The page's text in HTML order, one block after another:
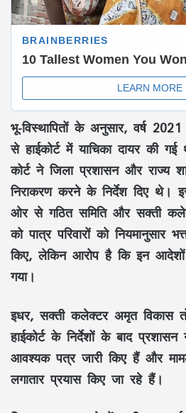
भू-विस्थापितों के अनुसार, वर्ष
से हाईकोर्ट में याचिका दायर की गई
कोर्ट ने जिला प्रशासन और राज्य
निराकरण करने के निर्देश दिए थे।
ओर से गठित समिति और सक्ती
को पात्र परिवारों को नियमानुसार
किए, लेकिन आरोप है कि इन आदेशों
गया।
इधर, सक्ती कलेक्टर अमृत विकास
हाईकोर्ट के निर्देशों के बाद
आवश्यक पत्र जारी किए हैं और
लगातार प्रयास किए जा रहे हैं।